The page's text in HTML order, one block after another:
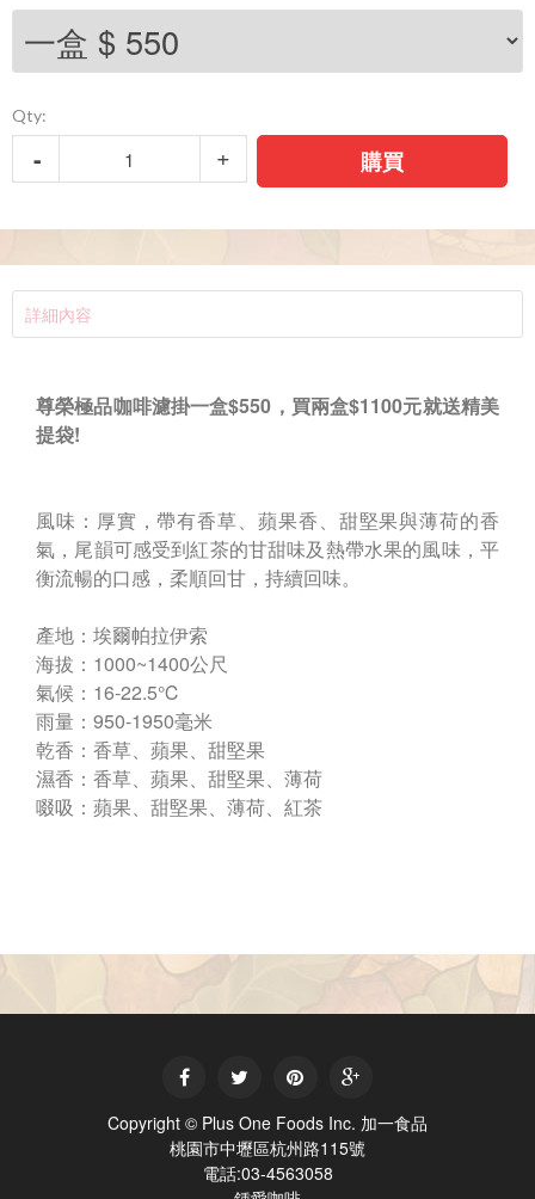
Qty:
購買
詳細內容
尊榮極品咖啡濾掛一盒$550，買兩盒$1100元就送精美
提袋!
風味：厚實，帶有香草、蘋果香、甜堅果與薄荷的香
氣，尾韻可感受到紅茶的甘甜味及熱帶水果的風味，平
衡流暢的口感，柔順回甘，持續回味。
產地：埃爾帕拉伊索
海拔：1000~1400公尺
氣候：16-22.5℃
雨量：950-1950毫米
乾香：香草、蘋果、甜堅果
濕香：香草、蘋果、甜堅果、薄荷
啜吸：蘋果、甜堅果、薄荷、紅茶
   
Copyright © Plus One Foods Inc. 加一食品
桃園市中壢區杭州路115號
電話:03-4563058